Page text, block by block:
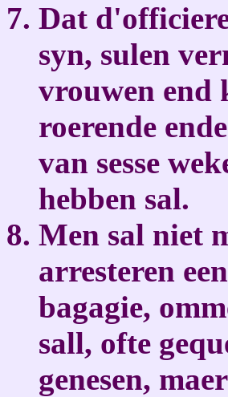
Dat
syn, sulen
vrouwen end
roerende
van sesse
hebben sal.
Men sal niet
arresteren
bagagie,
sall, ofte
genesen,